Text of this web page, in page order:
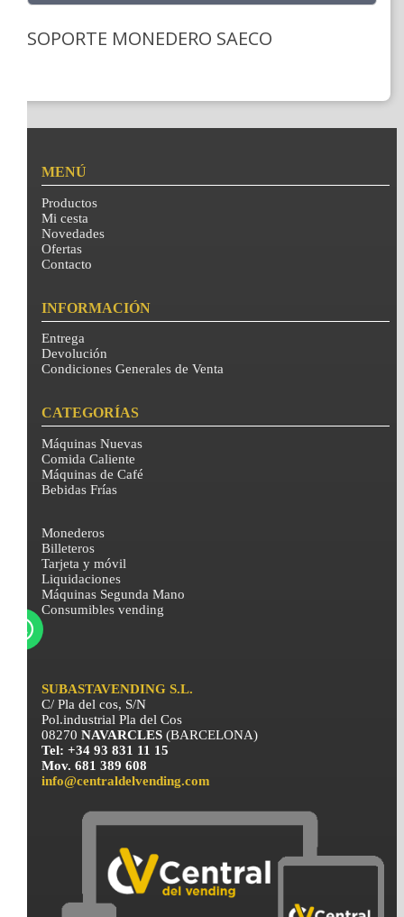
SOPORTE MONEDERO SAECO
MENÚ
Productos
Mi cesta
Novedades
Ofertas
Contacto
INFORMACIÓN
Entrega
Devolución
Condiciones Generales de Venta
CATEGORÍAS
Máquinas Nuevas
Comida Caliente
Máquinas de Café
Bebidas Frías
Monederos
Billeteros
Tarjeta y móvil
Liquidaciones
Máquinas Segunda Mano
Consumibles vending
SUBASTAVENDING S.L.
C/ Pla del cos, S/N
Pol.industrial Pla del Cos
08270NAVARCLES(BARCELONA)
Tel: +34 93 831 11 15
Mov. 681 389 608
info@centraldelvending.com